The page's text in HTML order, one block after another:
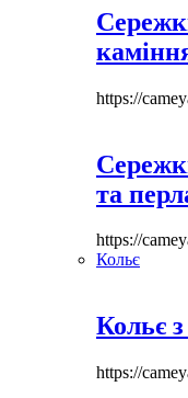
https://
та
https://
Кольє
Кольє
https://